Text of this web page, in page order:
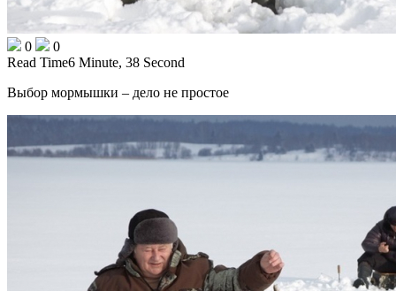
0
0
Read Time6 Minute, 38 Second
Выбор мормышки – дело не простое